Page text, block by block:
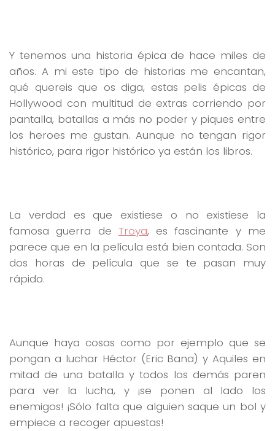
Y tenemos una historia épica de hace miles de
años. A mi este tipo de historias me encantan,
qué quereis que os diga, estas pelis épicas de
Hollywood con multitud de extras corriendo por
pantalla, batallas a más no poder y piques entre
los heroes me gustan. Aunque no tengan rigor
histórico, para rigor histórico ya están los libros.
La verdad es que existiese o no existiese la
famosa guerra de Troya, es fascinante y me
parece que en la película está bien contada. Son
dos horas de película que se te pasan muy
rápido.
Aunque haya cosas como por ejemplo que se
pongan a luchar Héctor (Eric Bana) y Aquiles en
mitad de una batalla y todos los demás paren
para ver la lucha, y ¡se ponen al lado los
enemigos! ¡Sólo falta que alguien saque un bol y
empiece a recoger apuestas!